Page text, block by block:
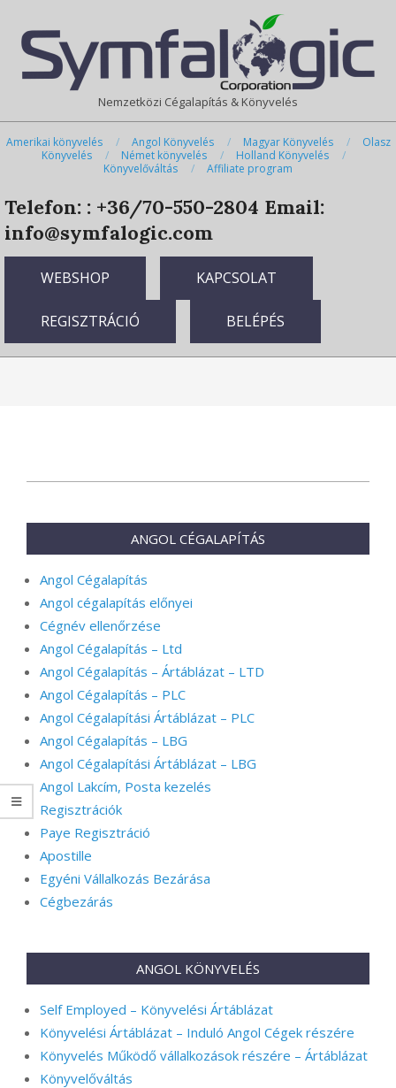
content
Navigation
Menu
Nemzetközi Cégalapítás & Könyvelés
Amerikai könyvelés Angol Könyvelés Magyar Könyvelés
Olasz
Könyvelés
Német könyvelés
Holland Könyvelés
Könyvelőváltás
Affiliate program
Telefon: : +36/70-550-2804 Email:
info@symfalogic.com
WEBSHOP KAPCSOLAT
REGISZTRÁCIÓ BELÉPÉS
ANGOL CÉGALAPÍTÁS
Angol Cégalapítás
Angol cégalapítás előnyei
Cégnév ellenőrzése
Angol Cégalapítás – Ltd
Angol Cégalapítás – Ártáblázat – LTD
Angol Cégalapítás – PLC
Angol Cégalapítási Ártáblázat – PLC
Angol Cégalapítás – LBG
Angol Cégalapítási Ártáblázat – LBG
Angol Lakcím, Posta kezelés
Regisztrációk
Paye Regisztráció
Apostille
Egyéni Vállalkozás Bezárása
Cégbezárás
ANGOL KÖNYVELÉS
Self Employed – Könyvelési Ártáblázat
Könyvelési Ártáblázat – Induló Angol Cégek részére
Könyvelés Működő vállalkozások részére – Ártáblázat
Könyvelőváltás